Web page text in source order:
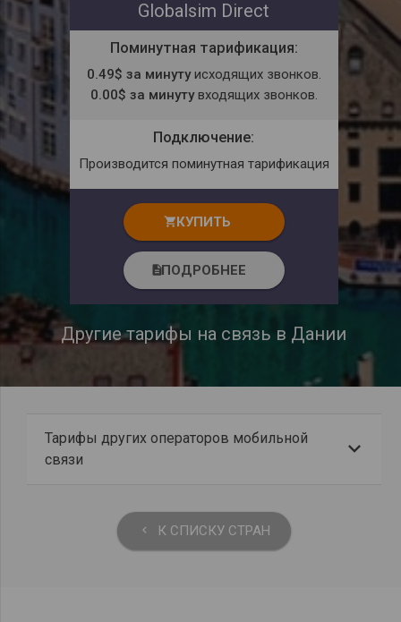
Globalsim Direct
Поминутная тарификация:
0.49$ за минутуисходящих звонков.
0.00$ за минутувходящих звонков.
Подключение:
Производится поминутная тарификация
shopping_cartКУПИТЬ
descriptionПОДРОБНЕЕ
Другие тарифы на связь в Дании
Тарифы других операторов мобильной
связи
keyboard_arrow_left К СПИСКУ СТРАН